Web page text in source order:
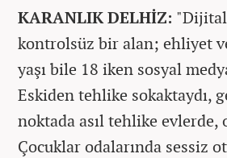
KARANLIK DELHİZ:
kontrolsüz bir alan; ehliyet
yaşı bile 18 iken sosyal
Eskiden tehlike sokaktaydı,
noktada asıl tehlike evlerde,
Çocuklar odalarında sessiz